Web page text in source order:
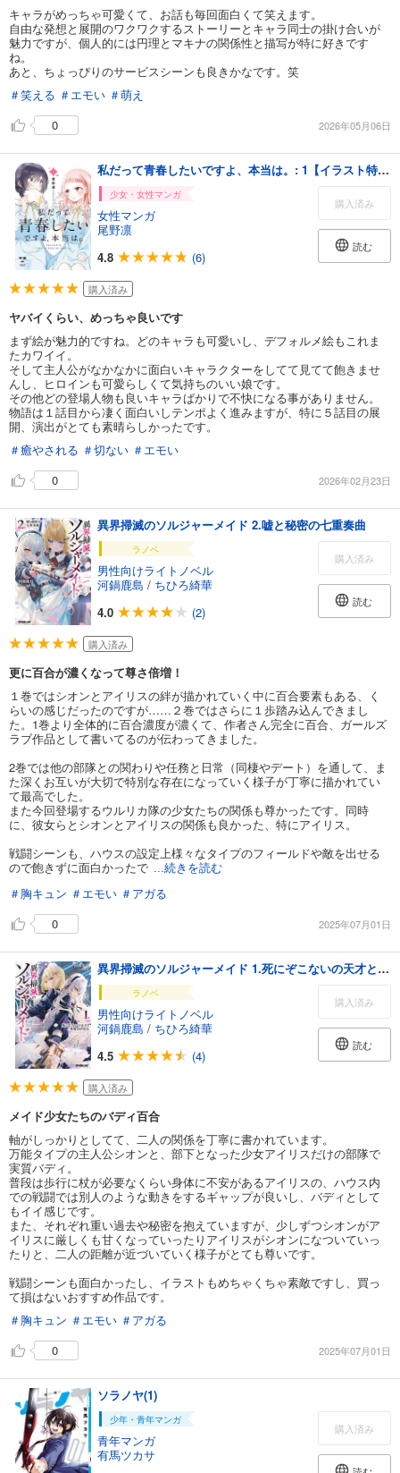
キャラがめっちゃ可愛くて、お話も毎回面白くて笑えます。
自由な発想と展開のワクワクするストーリーとキャラ同士の掛け合いが
魅力ですが、個人的には円理とマキナの関係性と描写が特に好きです
ね。
あと、ちょっぴりのサービスシーンも良きかなです。笑
＃笑える ＃エモい ＃萌え
0
2026年05月06日
私だって青春したいですよ、本当は。: 1【イラスト特典付】
少女・女性マンガ
女性マンガ
尾野凛
4.8
(6)
購入済み
読む
購入済み
ヤバイくらい、めっちゃ良いです
まず絵が魅力的ですね。どのキャラも可愛いし、デフォルメ絵もこれま
たカワイイ。
そして主人公がなかなかに面白いキャラクターをしてて見てて飽きませ
んし、ヒロインも可愛らしくて気持ちのいい娘です。
その他どの登場人物も良いキャラばかりで不快になる事がありません。
物語は１話目から凄く面白いしテンポよく進みますが、特に５話目の展
開、演出がとても素晴らしかったです。
＃癒やされる ＃切ない ＃エモい
0
2026年02月23日
異界掃滅のソルジャーメイド 2.嘘と秘密の七重奏曲
ラノベ
男性向けライトノベル
河鍋鹿島 / ちひろ綺華
4.0
(2)
購入済み
読む
購入済み
更に百合が濃くなって尊さ倍増！
１巻ではシオンとアイリスの絆が描かれていく中に百合要素もある、く
らいの感じだったのですが……２巻ではさらに１歩踏み込んできまし
た。1巻より全体的に百合濃度が濃くて、作者さん完全に百合、ガールズ
ラブ作品として書いてるのが伝わってきました。
2巻では他の部隊との関わりや任務と日常（同棲やデート）を通して、ま
た深くお互いが大切で特別な存在になっていく様子が丁寧に描かれてい
て最高でした。
また今回登場するウルリカ隊の少女たちの関係も尊かったです。同時
に、彼女らとシオンとアイリスの関係も良かった、特にアイリス。
戦闘シーンも、ハウスの設定上様々なタイプのフィールドや敵を出せる
ので飽きずに面白かったで ...続きを読む
＃胸キュン ＃エモい ＃アガる
0
2025年07月01日
異界掃滅のソルジャーメイド 1.死にぞこないの天才と異端の決死兵
ラノベ
男性向けライトノベル
河鍋鹿島 / ちひろ綺華
4.5
(4)
購入済み
読む
購入済み
メイド少女たちのバディ百合
軸がしっかりとしてて、二人の関係を丁寧に書かれています。
万能タイプの主人公シオンと、部下となった少女アイリスだけの部隊で
実質バディ。
普段は歩行に杖が必要なくらい身体に不安があるアイリスの、ハウス内
での戦闘では別人のような動きをするギャップが良いし、バディとして
もイイ感じです。
また、それぞれ重い過去や秘密を抱えていますが、少しずつシオンがア
イリスに厳しくも甘くなっていったりアイリスがシオンになついていっ
たりと、二人の距離が近づいていく様子がとても尊いです。
戦闘シーンも面白かったし、イラストもめちゃくちゃ素敵ですし、買っ
て損はないおすすめ作品です。
＃胸キュン ＃エモい ＃アガる
0
2025年07月01日
ソラノヤ(1)
少年・青年マンガ
青年マンガ
有馬ツカサ
購入済み